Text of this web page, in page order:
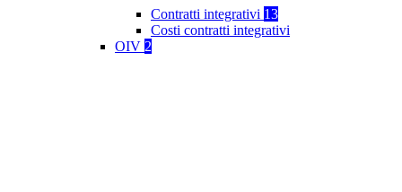
Contratti integrativi 13
Costi contratti integrativi
OIV 2